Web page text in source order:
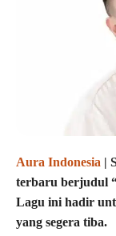
Aura Indonesia |
terbaru berjudul
Lagu ini hadir
yang segera tiba.